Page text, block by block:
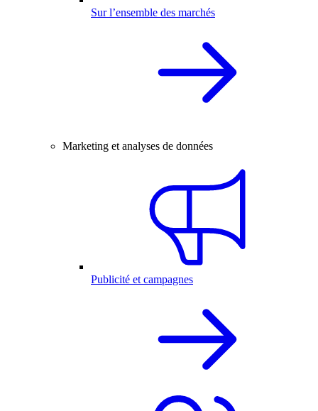
Sur l’ensemble des marchés
Marketing et analyses de données
Publicité et campagnes